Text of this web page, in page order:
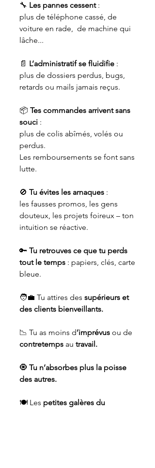
🔧 Les pannes cessent:
plus de téléphone cassé, de
voiture en rade, de machine qui
lâche...
📄 L’administratif se fluidifie :
plus de dossiers perdus, bugs,
retards ou mails jamais reçus.
📦 Tes commandes arrivent sans
souci :
plus de colis abîmés, volés ou
perdus.
Les remboursements se font sans
lutte.
🚫 Tu évites les arnaques :
les fausses promos, les gens
douteux, les projets foireux – ton
intuition se réactive.
🔑 Tu retrouves ce que tu perds
tout le temps : papiers, clés, carte
bleue.
🧑‍💼 Tu attires des supérieurs et
des clients bienveillants.
📉 Tu as moins d’imprévus ou de
contretemps au travail.
🧿 Tu n’absorbes plus la poisse
des autres.
🍽️ Les petites galères du